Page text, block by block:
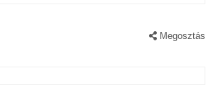
Megosztás